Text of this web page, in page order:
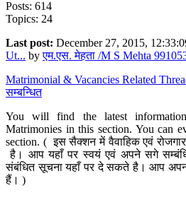
Posts: 614
Topics: 24
Last post: December 27, 2015,
Ut... byएम.एस. मेहता /M S Mehta
Matrimonial & Vacancies Related
सम्बन्धित
You will find the latest
Matrimonies in this section. You can
section. ( इस सैक्शन में वैवाहिक एवं
है। आप यहाँ पर स्वयं एवं अपने सगे
संबंधित सूचना यहाँ पर दे सकते है। आप
हैं। )